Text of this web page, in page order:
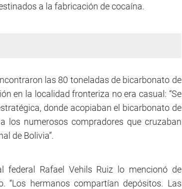
a la fabricación de cocaína.
las 80 toneladas de bicarbonato de
en la localidad fronteriza no era casual: “Se
donde acopiaban el bicarbonato de
los numerosos compradores que cruzaban
de Bolivia”.
federal Rafael Vehils Ruiz lo mencionó de
“Los hermanos compartían depósitos. Las